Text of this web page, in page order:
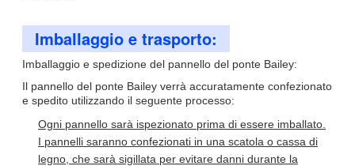
Imballaggio e trasporto:
Imballaggio e spedizione del pannello del ponte Bailey:
Il pannello del ponte Bailey verrà accuratamente confezionato
e spedito utilizzando il seguente processo:
Ogni pannello sarà ispezionato prima di essere imballato.
I pannelli saranno confezionati in una scatola o cassa di
legno, che sarà sigillata per evitare danni durante la